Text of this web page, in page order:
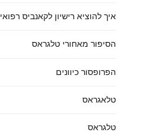
איך להוציא רישיון לקאנביס רפואי
הסיפור מאחורי טלגראס
הפרופסור כיוונים
טלאגראס
טלגראס